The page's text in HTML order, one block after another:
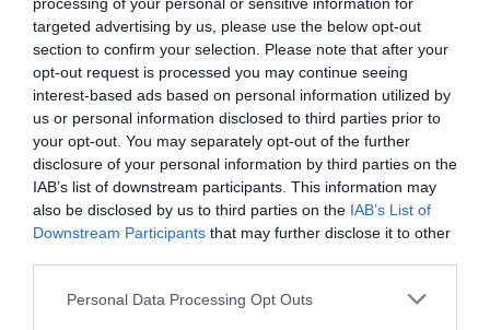
targeted advertising by us, please use the below opt-out
section to confirm your selection. Please note that after your
opt-out request is processed you may continue seeing
interest-based ads based on personal information utilized by
us or personal information disclosed to third parties prior to
your opt-out. You may separately opt-out of the further
disclosure of your personal information by third parties on the
IAB’s list of downstream participants. This information may
also be disclosed by us to third parties on the IAB’s List of
Downstream Participants that may further disclose it to other
Personal Data Processing Opt Outs
Aucun commentaire !
LAISSER UN COMMENTAIRE
FAIRE UN DON
développement !